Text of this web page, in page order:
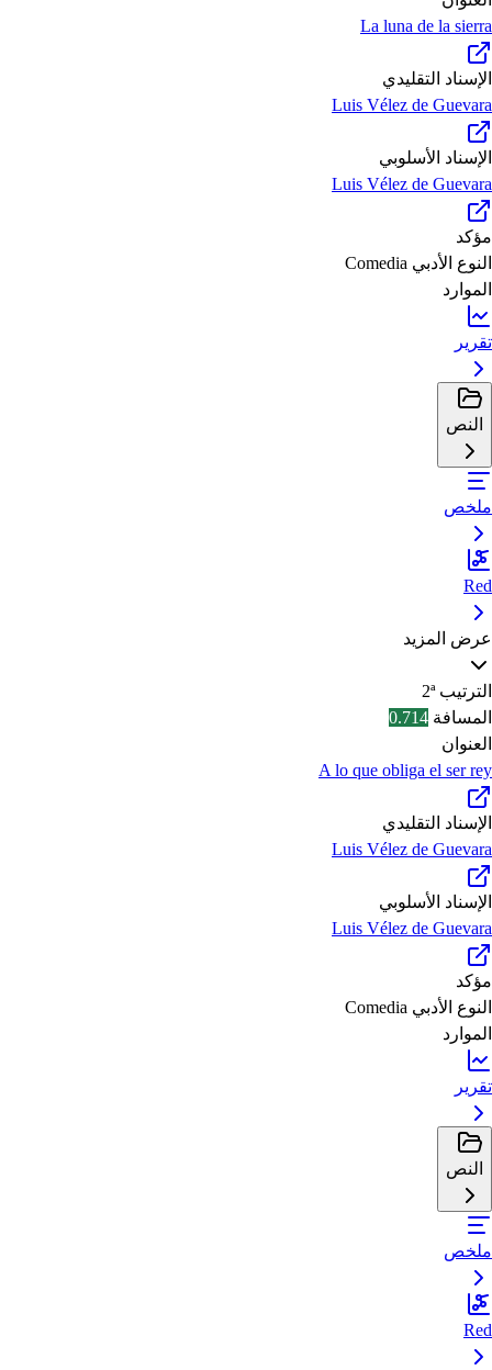
La luna de la sierra
الإسناد التقليدي
Luis Vélez de Guevara
الإسناد الأسلوبي
Luis Vélez de Guevara
مؤكد
النوع الأدبي Comedia
الموارد
تقرير
النص
ملخص
Red
عرض المزيد
الترتيب 2ª
المسافة 0.714
العنوان
A lo que obliga el ser rey
الإسناد التقليدي
Luis Vélez de Guevara
الإسناد الأسلوبي
Luis Vélez de Guevara
مؤكد
النوع الأدبي Comedia
الموارد
تقرير
النص
ملخص
Red